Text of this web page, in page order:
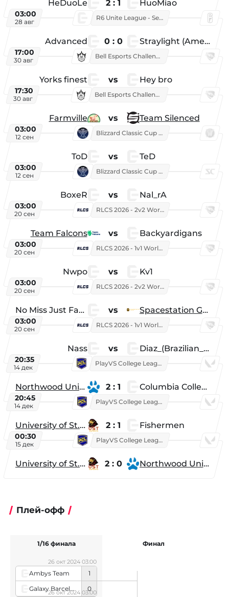
HeDuoLe 2 : 1 HuoMiao
03:00
28 авг
R6 Unite League - Season 1
Advanced 0 : 0 Straylight (American team)
17:00
30 авг
Bell Esports Challenge 2026
Yorks finest vs Hey bro
17:30
30 авг
Bell Esports Challenge 2026
Farmville vs Team Silenced
03:00
12 сен
Blizzard Classic Cup 2026
ToD vs TeD
03:00
12 сен
Blizzard Classic Cup 2026
BoxeR vs Nal_rA
03:00
20 сен
RLCS 2026 - 2v2 World Championship
Team Falcons vs Backyardigans
03:00
20 сен
RLCS 2026 - 1v1 World Championship
Nwpo vs Kv1
03:00
20 сен
RLCS 2026 - 2v2 World Championship
No Miss Just Fake vs Spacestation Gaming
03:00
20 сен
RLCS 2026 - 1v1 World Championship
Nass vs Diaz_(Brazilian_Player)
20:35
14 дек
PlayVS College League 2025: Fall
Northwood University 2 : 1 Columbia College
20:45
14 дек
PlayVS College League 2025: Fall
University of St. Thomas 2 : 1 Fishermen
00:30
15 дек
PlayVS College League 2025: Fall
University of St. Thomas 2 : 0 Northwood University
Плей-офф
Ambys Team
1
Galaxy Barcelona
0
26 окт 2024 03:00
26 окт 2024 03:00
1/16 финала Финал